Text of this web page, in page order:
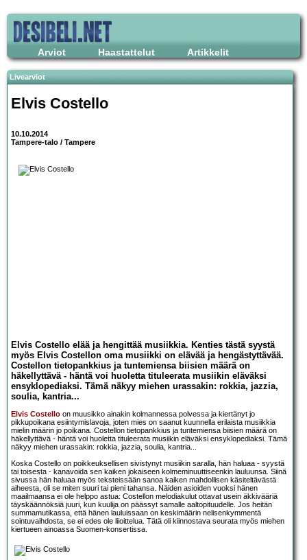
Arviot Haastattelut Artikkelit
Livearviot
Elvis Costello
10.10.2014
Tampere-talo / Tampere
Elvis Costello elää ja hengittää musiikkia. Kenties tästä syystä
myös Elvis Costellon oma musiikki on elävää ja hengästyttävää.
Costellon tietopankkius ja tuntemiensa biisien määrä on
häkellyttävä - häntä voi huoletta tituleerata musiikin eläväksi
ensyklopediaksi. Tämä näkyy miehen urassakin: rokkia, jazzia,
soulia, kantria...
Elvis Costello on muusikko ainakin kolmannessa polvessa ja kiertänyt jo
pikkupoikana esiintymislavoja, joten mies on saanut kuunnella erilaista musiikkia
mielin määrin jo poikana. Costellon tietopankkius ja tuntemiensa biisien määrä on
häkellyttävä - häntä voi huoletta tituleerata musiikin eläväksi ensyklopediaksi. Tämä
näkyy miehen urassakin: rokkia, jazzia, soulia, kantria...
Koska Costello on poikkeuksellisen sivistynyt musiikin saralla, hän haluaa - syystä
tai toisesta - kanavoida sen kaiken jokaiseen kolmeminuuttiseenkin lauluunsa. Siinä
sivussa hän haluaa myös teksteissään sanoa kaiken mahdollisen käsiteltävästä
aiheesta, oli se miten suuri tai pieni tahansa. Näiden asioiden vuoksi hänen
maailmaansa ei ole helppo astua: Costellon melodiakulut ottavat usein äkkivääriä
täyskäännöksiä juuri, kun kuulija on päässyt samalle aaltopituudelle. Jos heitän
summamutikassa, että hänen lauluissaan on keskimäärin nelisenkymmentä
sointuvaihdosta, se ei edes ole liioittelua. Tätä oli kiinnostava seurata myös miehen
kiertueen ainoassa Suomen-konsertissa.